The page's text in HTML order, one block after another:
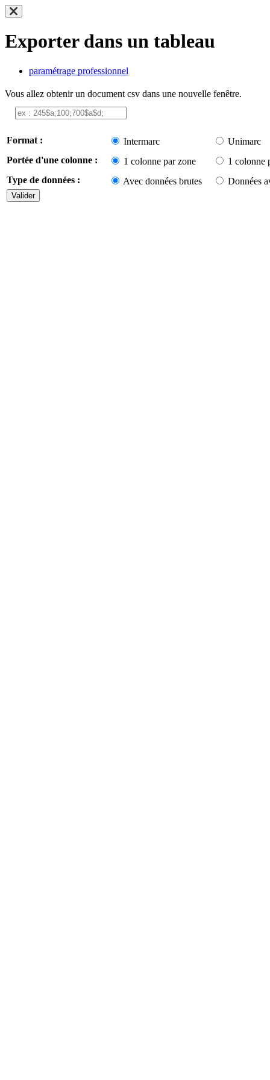
Exporter dans un tableau
paramétrage professionnel
Vous allez obtenir un document csv dans une nouvelle fenêtre.
Format : Intermarc
Unimarc
Portée d'une colonne :
1 colonne par zone
1 colonne
Type de données :
Avec données brutes Données